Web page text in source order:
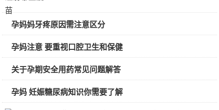
孕妈妈牙疼原因需注意区分
孕妈注意 要重视口腔卫生和保健
关于孕期安全用药常见问题解答
孕妈 妊娠糖尿病知识你需要了解